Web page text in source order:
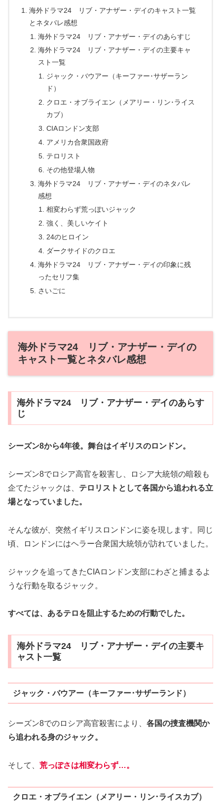
海外ドラマ24 リブ・アナザー・デイのキャスト一覧
とネタバレ感想
海外ドラマ24 リブ・アナザー・デイのあらすじ
海外ドラマ24 リブ・アナザー・デイの主要キャ
スト一覧
ジャック・バウアー（キーファー･サザーラン
ド）
クロエ・オブライエン（メアリー・リン･ライス
カブ）
CIAロンドン支部
アメリカ合衆国政府
テロリスト
その他登場人物
海外ドラマ24 リブ・アナザー・デイのネタバレ
感想
相変わらず荒っぽいジャック
強く、美しいケイト
24のヒロイン
ダークサイドのクロエ
海外ドラマ24 リブ・アナザー・デイの印象に残
ったセリフ集
さいごに
海外ドラマ24 リブ・アナザー・デイの
キャスト一覧とネタバレ感想
海外ドラマ24 リブ・アナザー・デイのあらす
じ
シーズン8から4年後。舞台はイギリスのロンドン。
シーズン8でロシア高官を殺害し、ロシア大統領の暗殺も
企てたジャックは、 テロリストとして各国から追われる立
場となっていました。
そんな彼が、突然イギリスロンドンに姿を現します。同じ
頃、ロンドンにはヘラー合衆国大統領が訪れていました。
ジャックを追ってきたCIAロンドン支部にわざと捕まるよ
うな行動を取るジャック。
すべては、あるテロを阻止するための行動でした。
海外ドラマ24 リブ・アナザー・デイの主要キ
ャスト一覧
ジャック・バウアー（キーファー･サザーランド）
シーズン8でのロシア高官殺害により、 各国の捜査機関か
ら追われる身のジャック。
そして、 荒っぽさは相変わらず…。
クロエ・オブライエン（メアリー・リン･ライスカブ）